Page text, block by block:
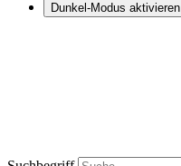
Dunkel-Modus aktivieren